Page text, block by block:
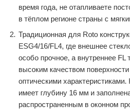
время года, не отапливаете
в тёплом регионе страны с
Традиционная для Roto
ESG4/16/FL4, где внешнее
особо прочное, а внутреннее FL
высоким качеством
оптическими характеристиками.
имеет глубину 16 мм и
распространенным в оконном